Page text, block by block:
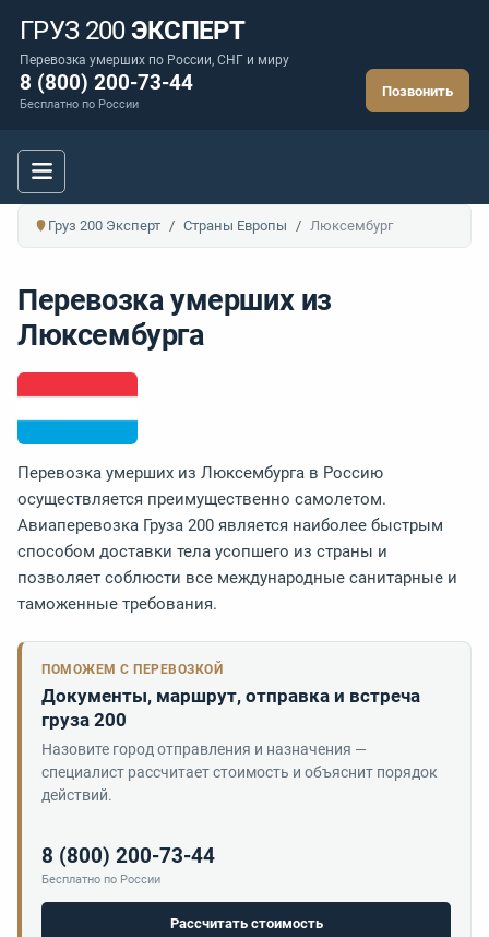
ГРУЗ 200ЭКСПЕРТ
Перевозка умерших по России, СНГ и миру
8 (800) 200-73-44
Бесплатно по России
Позвонить
Груз 200 Эксперт Страны Европы Люксембург
Перевозка умерших из
Люксембурга
Перевозка умерших из Люксембурга в Россию
осуществляется преимущественно самолетом.
Авиаперевозка Груза 200 является наиболее быстрым
способом доставки тела усопшего из страны и
позволяет соблюсти все международные санитарные и
таможенные требования.
ПОМОЖЕМ С ПЕРЕВОЗКОЙ
Документы, маршрут, отправка и встреча
груза 200
Назовите город отправления и назначения —
специалист рассчитает стоимость и объяснит порядок
действий.
8 (800) 200-73-44
Бесплатно по России
Рассчитать стоимость